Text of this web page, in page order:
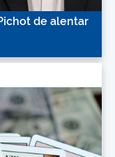
de alentar